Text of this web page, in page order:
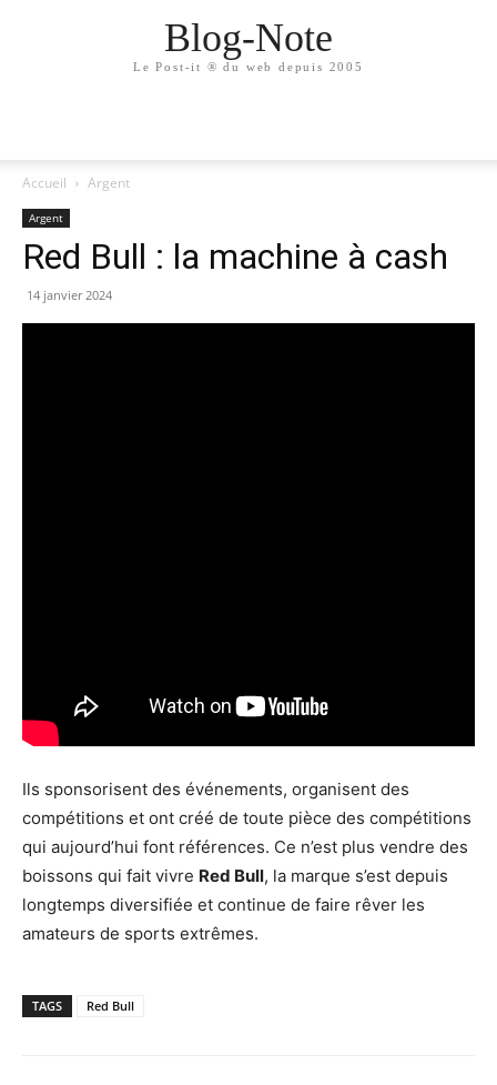
Blog-Note
Le Post-it ® du web depuis 2005
Accueil Argent
Argent
Red Bull : la machine à cash
14 janvier 2024
Ils sponsorisent des événements, organisent des
compétitions et ont créé de toute pièce des compétitions
qui aujourd’hui font références. Ce n’est plus vendre des
boissons qui fait vivre Red Bull, la marque s’est depuis
longtemps diversifiée et continue de faire rêver les
amateurs de sports extrêmes.
TAGS Red Bull